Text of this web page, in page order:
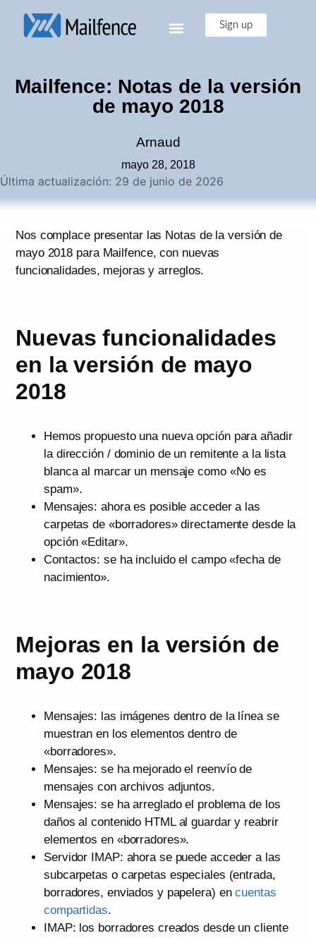
Sign up
Mailfence: Notas de la versión
de mayo 2018
Arnaud
mayo 28, 2018
Última actualización: 29 de junio de 2026
Nos complace presentar las Notas de la versión de
mayo 2018 para Mailfence, con nuevas
funcionalidades, mejoras y arreglos.
Nuevas funcionalidades
en la versión de mayo
2018
Hemos propuesto una nueva opción para añadir
la dirección / dominio de un remitente a la lista
blanca al marcar un mensaje como «No es
spam».
Mensajes: ahora es posible acceder a las
carpetas de «borradores» directamente desde la
opción «Editar».
Contactos: se ha incluido el campo «fecha de
nacimiento».
Mejoras en la versión de
mayo 2018
Mensajes: las imágenes dentro de la línea se
muestran en los elementos dentro de
«borradores».
Mensajes: se ha mejorado el reenvío de
mensajes con archivos adjuntos.
Mensajes: se ha arreglado el problema de los
daños al contenido HTML al guardar y reabrir
elementos en «borradores».
Servidor IMAP: ahora se puede acceder a las
subcarpetas o carpetas especiales (entrada,
borradores, enviados y papelera) encuentas
compartidas.
IMAP: los borradores creados desde un cliente